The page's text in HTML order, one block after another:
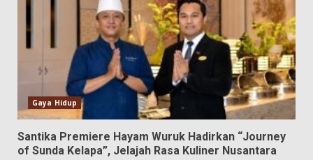
Gaya Hidup
Santika Premiere Hayam Wuruk Hadirkan “Journey
of Sunda Kelapa”, Jelajah Rasa Kuliner Nusantara